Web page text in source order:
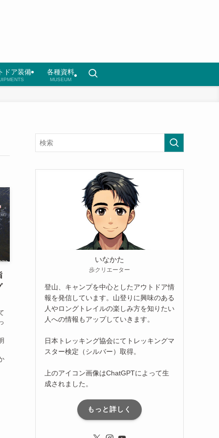
ドア装備 各種資料
MUSEUM
いなかた
歩クリエーター
登山、キャンプを中心としたアウトドア情
報を発信しています。山登りに興味のある
人やロングトレイルの楽しみ方を知りたい
人への情報もアップしていきます。
日本トレッキング協会にてトレッキングマ
スター検定（シルバー）取得。
上のアイコン画像はChatGPTによって生
成されました。
もっと詳しく